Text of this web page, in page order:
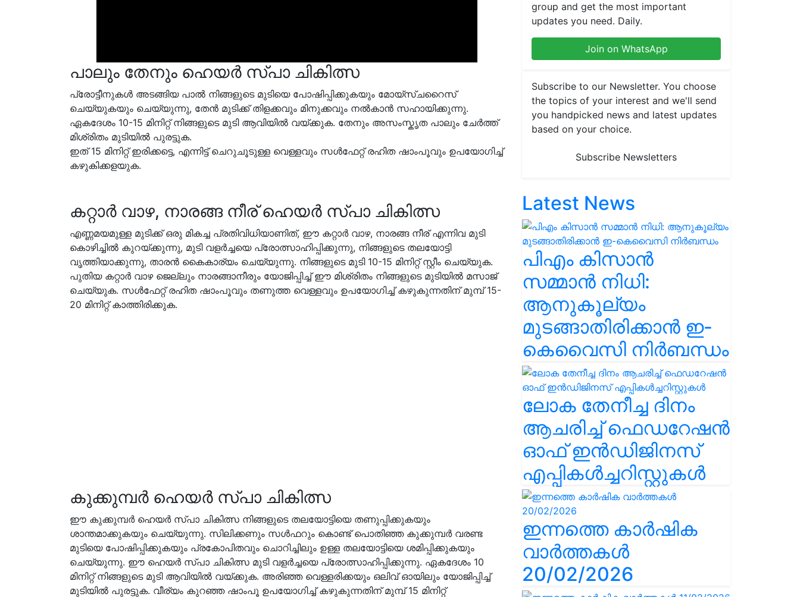
പാലും തേനും ഹെയർ സ്പാ ചികിത്സ
പ്രോട്ടീനുകൾ അടങ്ങിയ പാൽ നിങ്ങളുടെ മുടിയെ പോഷിപ്പിക്കുകയും മോയ്സ്ചറൈസ്
ചെയ്യുകയും ചെയ്യുന്നു, തേൻ മുടിക്ക് തിളക്കവും മിനുക്കവും നൽകാൻ സഹായിക്കുന്നു.
ഏകദേശം 10-15 മിനിറ്റ് നിങ്ങളുടെ മുടി ആവിയിൽ വയ്ക്കുക. തേനും അസംസ്കൃത പാലും ചേർത്ത്
മിശ്രിതം മുടിയിൽ പുരട്ടുക.
ഇത് 15 മിനിറ്റ് ഇരിക്കട്ടെ, എന്നിട്ട് ചെറുചൂടുള്ള വെള്ളവും സൾഫേറ്റ് രഹിത ഷാംപൂവും ഉപയോഗിച്ച്
കഴുകിക്കളയുക.
കറ്റാർ വാഴ, നാരങ്ങ നീര് ഹെയർ സ്പാ ചികിത്സ
എണ്ണമയമുള്ള മുടിക്ക് ഒരു മികച്ച പ്രതിവിധിയാണിത്, ഈ കറ്റാർ വാഴ, നാരങ്ങ നീര് എന്നിവ മുടി
കൊഴിച്ചിൽ കുറയ്ക്കുന്നു, മുടി വളർച്ചയെ പ്രോത്സാഹിപ്പിക്കുന്നു, നിങ്ങളുടെ തലയോട്ടി
വൃത്തിയാക്കുന്നു, താരൻ കൈകാര്യം ചെയ്യുന്നു. നിങ്ങളുടെ മുടി 10-15 മിനിറ്റ് സ്റ്റീം ചെയ്യുക.
പുതിയ കറ്റാർ വാഴ ജെല്ലും നാരങ്ങാനീരും യോജിപ്പിച്ച് ഈ മിശ്രിതം നിങ്ങളുടെ മുടിയിൽ മസാജ്
ചെയ്യുക. സൾഫേറ്റ് രഹിത ഷാംപൂവും തണുത്ത വെള്ളവും ഉപയോഗിച്ച് കഴുകുന്നതിന് മുമ്പ് 15-
20 മിനിറ്റ് കാത്തിരിക്കുക.
കുക്കുമ്പർ ഹെയർ സ്പാ ചികിത്സ
ഈ കുക്കുമ്പർ ഹെയർ സ്പാ ചികിത്സ നിങ്ങളുടെ തലയോട്ടിയെ തണുപ്പിക്കുകയും
ശാന്തമാക്കുകയും ചെയ്യുന്നു. സിലിക്കണും സൾഫറും കൊണ്ട് പൊതിഞ്ഞ കുക്കുമ്പർ വരണ്ട
മുടിയെ പോഷിപ്പിക്കുകയും പ്രകോപിതവും ചൊറിച്ചിലും ഉള്ള തലയോട്ടിയെ ശമിപ്പിക്കുകയും
ചെയ്യുന്നു. ഈ ഹെയർ സ്പാ ചികിത്സ മുടി വളർച്ചയെ പ്രോത്സാഹിപ്പിക്കുന്നു. ഏകദേശം 10
മിനിറ്റ് നിങ്ങളുടെ മുടി ആവിയിൽ വയ്ക്കുക. അരിഞ്ഞ വെള്ളരിക്കയും ഒലിവ് ഓയിലും യോജിപ്പിച്ച്
മുടിയിൽ പുരട്ടുക. വീര്യം കുറഞ്ഞ ഷാംപൂ ഉപയോഗിച്ച് കഴുകുന്നതിന് മുമ്പ് 15 മിനിറ്റ്
group and get the most important
updates you need. Daily.
Join on WhatsApp
Subscribe to our Newsletter. You choose
the topics of your interest and we'll send
you handpicked news and latest updates
based on your choice.
Subscribe Newsletters
Latest News
പിഎം കിസാൻ
സമ്മാൻ നിധി:
ആനുകൂല്യം
മുടങ്ങാതിരിക്കാൻ ഇ-
കെവൈസി നിർബന്ധം
ലോക തേനീച്ച ദിനം
ആചരിച്ച് ഫെഡറേഷൻ
ഓഫ് ഇൻഡിജിനസ്
എപ്പികൾച്ചറിസ്റ്റുകൾ
ഇന്നത്തെ കാർഷിക
വാർത്തകൾ
20/02/2026